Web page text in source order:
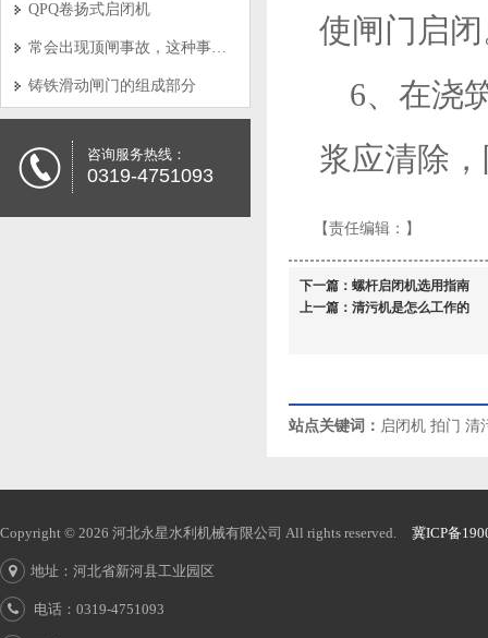
QPQ卷扬式启闭机
常会出现顶闸事故，这种事故产生的原因是怎样的呢?
铸铁滑动闸门的组成部分
咨询服务热线：
0319-4751093
使闸门启
6、在浇
浆应清除
【责任编辑： 】
下一篇： 螺杆启闭机选用指南
上一篇： 清污机是怎么工作的
站点关键词： 启闭机 拍门 清
Copyright © 2026 河北永星水利机械有限公司 All rights reserved. 冀ICP备
地址：河北省新河县工业园区
电话：0319-4751093